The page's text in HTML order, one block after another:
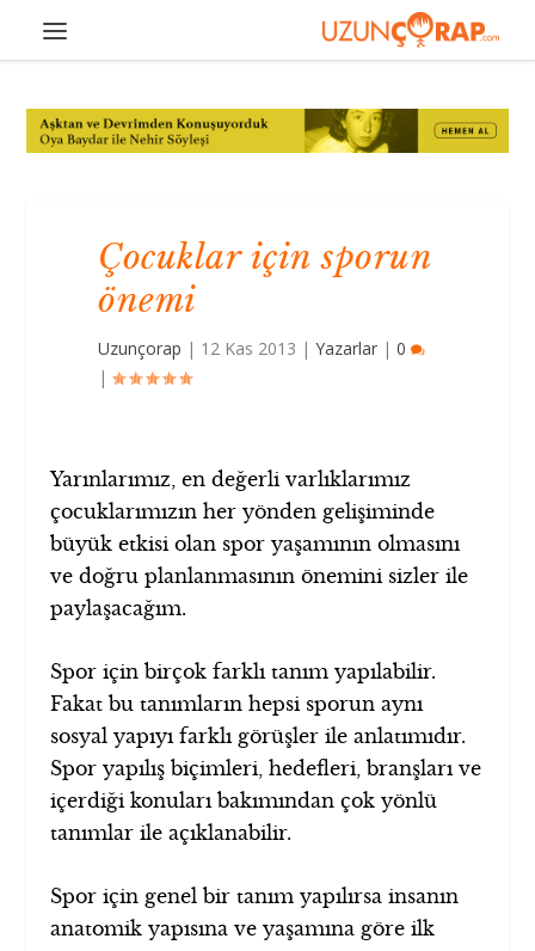
Çocuklar için sporun
önemi
Uzunçorap | 12 Kas 2013 |Yazarlar |0
|
Yarınlarımız, en değerli varlıklarımız
çocuklarımızın her yönden gelişiminde
büyük etkisi olan spor yaşamının olmasını
ve doğru planlanmasının önemini sizler ile
paylaşacağım.
Spor için birçok farklı tanım yapılabilir.
Fakat bu tanımların hepsi sporun aynı
sosyal yapıyı farklı görüşler ile anlatımıdır.
Spor yapılış biçimleri, hedefleri, branşları ve
içerdiği konuları bakımından çok yönlü
tanımlar ile açıklanabilir.
Spor için genel bir tanım yapılırsa insanın
anatomik yapısına ve yaşamına göre ilk